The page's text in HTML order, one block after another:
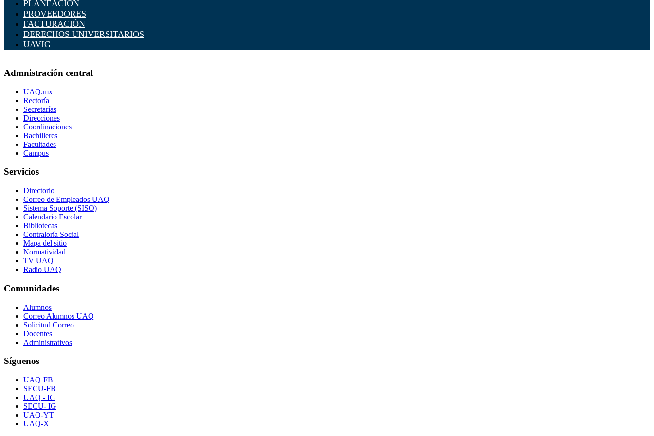
PLANEACIÓN
PROVEEDORES
FACTURACIÓN
DERECHOS UNIVERSITARIOS
UAVIG
Admnistración central
UAQ.mx
Rectoría
Secretarías
Direcciones
Coordinaciones
Bachilleres
Facultades
Campus
Servicios
Directorio
Correo de Empleados UAQ
Sistema Soporte (SISO)
Calendario Escolar
Bibliotecas
Contraloría Social
Mapa del sitio
Normatividad
TV UAQ
Radio UAQ
Comunidades
Alumnos
Correo Alumnos UAQ
Solicitud Correo
Docentes
Administrativos
Síguenos
UAQ-FB
SECU-FB
UAQ - IG
SECU- IG
UAQ-YT
UAQ-X